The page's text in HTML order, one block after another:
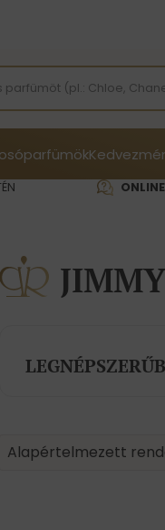
Product | Sorting
Sort content
Alapértelmezett
Sort content